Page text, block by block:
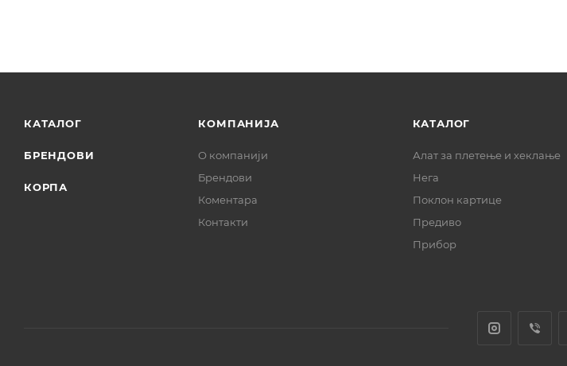
КАТАЛОГ
БРЕНДОВИ
КОРПА
КОМПАНИЈА
О компанији
Брендови
Коментара
Контакти
КАТАЛОГ
Алат за плетење и хеклање
Нега
Поклон картице
Предиво
Прибор